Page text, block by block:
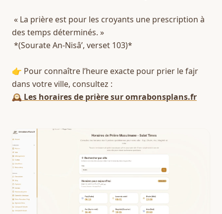
des temps déterminés. »
*(Sourate An-Nisâ’, verset 103)*
👉 Pour connaître l’heure exacte pour prier le fajr
dans votre ville, consultez :
🕰️ Les horaires de prière sur omrabonsplans.fr